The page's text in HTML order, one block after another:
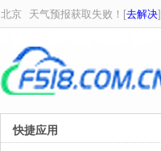
北京 天气预报获取失败！[去解决]
快捷应用